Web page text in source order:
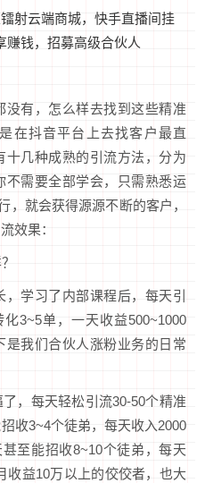
有，怎么样去找到这些精准
在抖音平台上去找客户最直
几种成熟的引流方法，分为
不需要全部学会，只需熟悉运
，就会获得源源不断的客户，
效果：
学习了内部课程后，每天引
3~5单，一天收益500~1000
是我们合伙人涨粉业务的日常
，每天轻松引流30-50个精准
收3~4个徒弟，每天收入2000
至能招收8~10个徒弟，每天
收益10万以上的佼佼者，也大